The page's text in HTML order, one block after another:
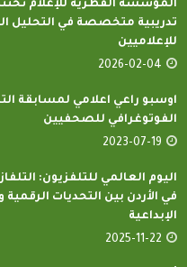
المؤسسة القطرية للإعلام
تدريبية متخصصة في التحليل
للإعلاميين
2026-02-04
اوسبو راعي اعلامي لمسابقة
الفوتوغرافي للصحفيين
2023-07-19
اليوم العالمي للتلفزيون:
في الأردن بين التحديات
الإبداعية
2025-11-22